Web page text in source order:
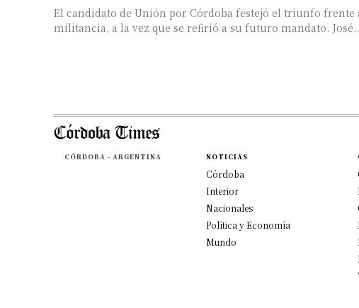
El candidato de Unión por Córdoba festejó el triunfo frente
militancia, a la vez que se refirió a su futuro mandato.
CÓRDOBA - ARGENTINA NOTICIAS
Córdoba
Interior
Nacionales
Política y Economía
Mundo